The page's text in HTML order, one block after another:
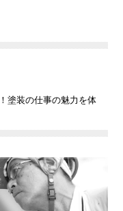
塗装の仕事の魅力を体